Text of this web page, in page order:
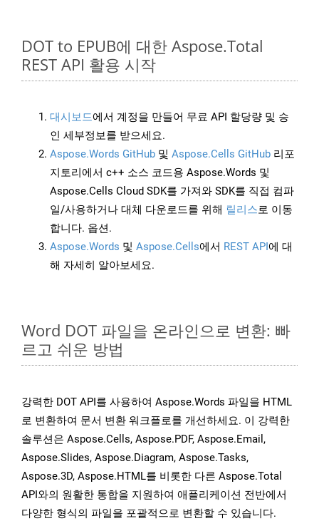
DOT to EPUB에 대한 Aspose.Total
REST API 활용 시작
대시보드에서 계정을 만들어 무료 API 할당량 및 승
인 세부정보를 받으세요.
Aspose.Words GitHub 및 Aspose.Cells GitHub 리포
지토리에서 c++ 소스 코드용 Aspose.Words 및
Aspose.Cells Cloud SDK를 가져와 SDK를 직접 컴파
일/사용하거나 대체 다운로드를 위해 릴리스로 이동
합니다. 옵션.
Aspose.Words 및 Aspose.Cells에서 REST API에 대
해 자세히 알아보세요.
Word DOT 파일을 온라인으로 변환: 빠
르고 쉬운 방법
강력한 DOT API를 사용하여 Aspose.Words 파일을 HTML
로 변환하여 문서 변환 워크플로를 개선하세요. 이 강력한
솔루션은 Aspose.Cells, Aspose.PDF, Aspose.Email,
Aspose.Slides, Aspose.Diagram, Aspose.Tasks,
Aspose.3D, Aspose.HTML를 비롯한 다른 Aspose.Total
API와의 원활한 통합을 지원하여 애플리케이션 전반에서
다양한 형식의 파일을 포괄적으로 변환할 수 있습니다.